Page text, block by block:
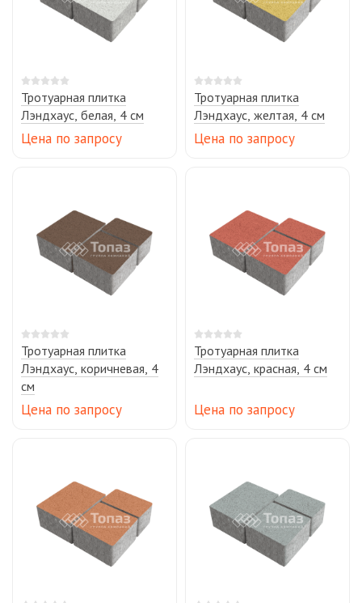
Тротуарная плитка
Лэндхаус, белая, 4 см
Цена по запросу
Тротуарная плитка
Лэндхаус, желтая, 4 см
Цена по запросу
Тротуарная плитка
Лэндхаус, коричневая, 4
см
Цена по запросу
Тротуарная плитка
Лэндхаус, красная, 4 см
Цена по запросу